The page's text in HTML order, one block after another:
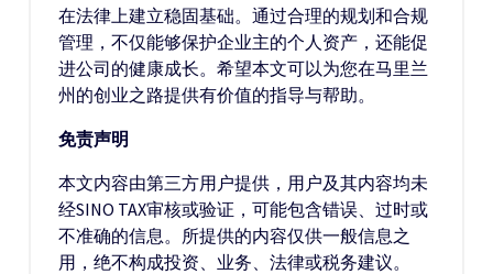
在法律上建立稳固基础。通过合理的规划和合规
管理，不仅能够保护企业主的个人资产，还能促
进公司的健康成长。希望本文可以为您在马里兰
州的创业之路提供有价值的指导与帮助。
免责声明
本文内容由第三方用户提供，用户及其内容均未
经SINO TAX审核或验证，可能包含错误、过时或
不准确的信息。所提供的内容仅供一般信息之
用，绝不构成投资、业务、法律或税务建议。